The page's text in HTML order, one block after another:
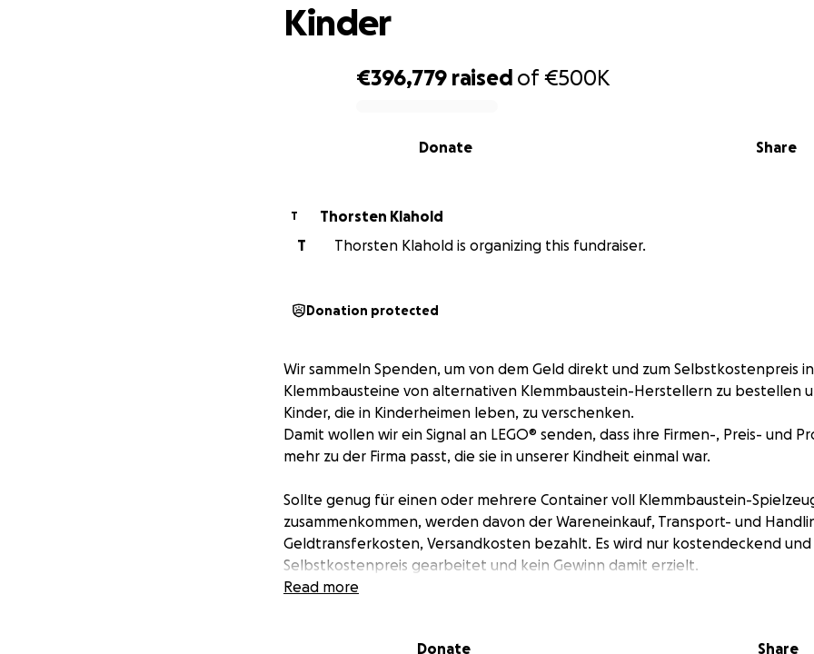
€396,779 raised of€500K
Share
Donate
Kinder
T
Thorsten Klahold
T
Thorsten Klahold is organizing this fundraiser.
Donation protected
Wir sammeln Spenden, um von dem Geld direkt und zum Selbstkostenpreis
Klemmbausteine von alternativen Klemmbaustein-Herstellern zu bestellen
Kinder, die in Kinderheimen leben, zu verschenken.
Damit wollen wir ein Signal an LEGO® senden, dass ihre Firmen-, Preis- und
mehr zu der Firma passt, die sie in unserer Kindheit einmal war.
Sollte genug für einen oder mehrere Container voll Klemmbaustein-
zusammenkommen, werden davon der Wareneinkauf, Transport- und
Geldtransferkosten, Versandkosten bezahlt. Es wird nur kostendeckend und
Selbstkostenpreis gearbeitet und kein Gewinn damit erzielt.
Read more
Donate Share